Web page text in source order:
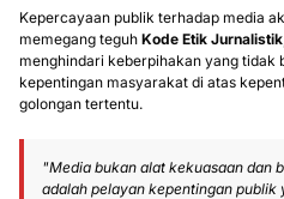
Kepercayaan publik terhadap media
memegang teguh Kode Etik Jurnalistik
menghindari keberpihakan yang tidak
kepentingan masyarakat di atas
golongan tertentu.
"Media bukan alat kekuasaan dan
adalah pelayan kepentingan